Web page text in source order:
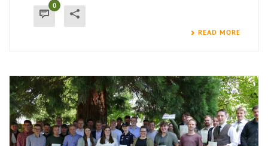
0
READ MORE